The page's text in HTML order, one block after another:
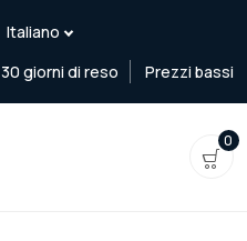
30 giorni di reso Prezzi bassi
0